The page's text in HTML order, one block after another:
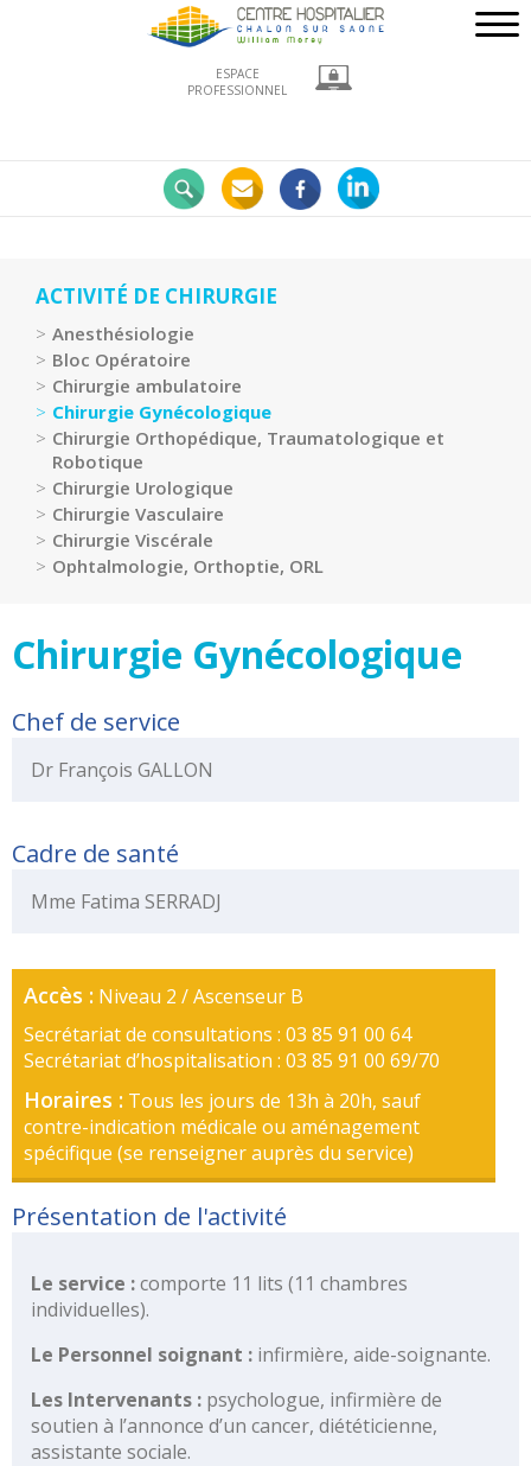
ESPACE
PROFESSIONNEL
la
!
Développement
Durable
La
recherche
clinique
Portail
de
Recherche
clinique
CHWM
Amélioration
Continue
HAS
Qualité
indicateurs
qualité
Gestion
des
risques
Coopérations
Hospitalières
Groupement
de
Territoire
portail
des
groupements
de
ACTIVITÉ DE CHIRURGIE
Anesthésiologie
Bloc Opératoire
Chirurgie ambulatoire
Chirurgie Gynécologique
Chirurgie Orthopédique, Traumatologique et
Robotique
Chirurgie Urologique
Chirurgie Vasculaire
Chirurgie Viscérale
Ophtalmologie, Orthoptie, ORL
Chirurgie Gynécologique
Chef de service
Dr François GALLON
Cadre de santé
Mme Fatima SERRADJ
Accès : Niveau 2 / Ascenseur B
Secrétariat de consultations : 03 85 91 00 64
Secrétariat d’hospitalisation : 03 85 91 00 69/70
Horaires : Tous les jours de 13h à 20h, sauf
contre-indication médicale ou aménagement
spécifique (se renseigner auprès du service)
Présentation de l'activité
Le service :comporte 11 lits (11 chambres
individuelles).
Le Personnel soignant : infirmière, aide-soignante.
Les Intervenants : psychologue, infirmière de
soutien à l’annonce d’un cancer, diététicienne,
assistante sociale.